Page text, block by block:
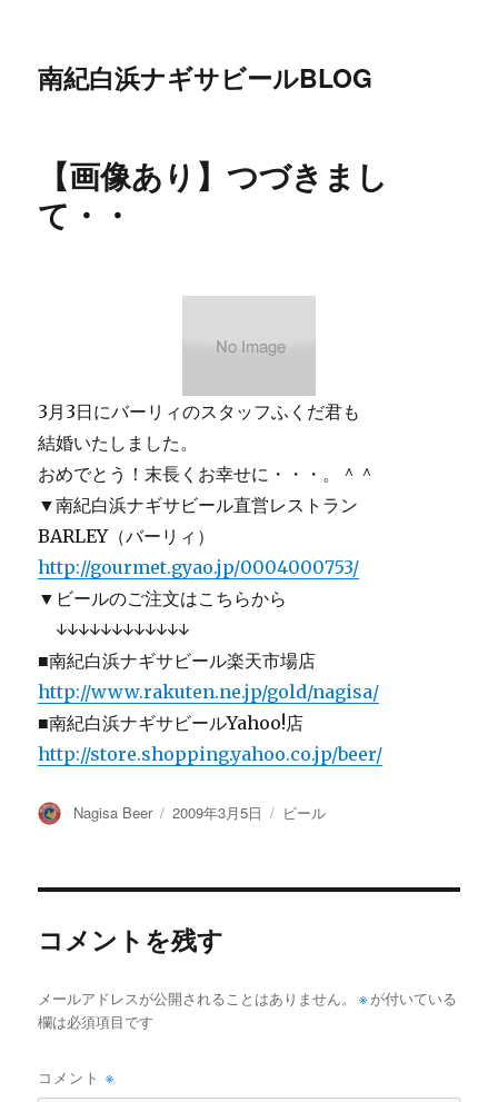
南紀白浜ナギサビールBLOG
【画像あり】つづきまし
て・・
3月3日にバーリィのスタッフふくだ君も
結婚いたしました。
おめでとう！末長くお幸せに・・・。＾＾
▼南紀白浜ナギサビール直営レストラン
BARLEY（バーリィ）
http://gourmet.gyao.jp/0004000753/
▼ビールのご注文はこちらから
↓↓↓↓↓↓↓↓↓↓↓↓
■南紀白浜ナギサビール楽天市場店
http://www.rakuten.ne.jp/gold/nagisa/
■南紀白浜ナギサビールYahoo!店
http://store.shopping.yahoo.co.jp/beer/
投
Nagisa Beer
投
2009年3月5日
カ
ビール
コメントを残す
メールアドレスが公開されることはありません。 ※ が付いている
欄は必須項目です
コメント※